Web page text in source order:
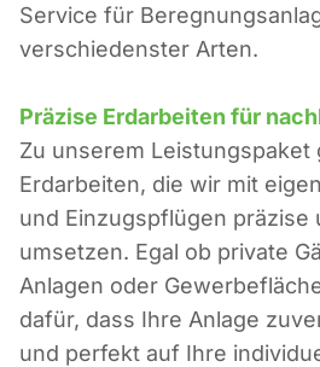
Service für
verschiedenster Arten.
Präzise Erdarbeiten für
Zu unserem Leistungspaket
Erdarbeiten, die wir mit
und Einzugspflügen präzise
umsetzen. Egal ob private
Anlagen oder
dafür, dass Ihre Anlage
und perfekt auf Ihre